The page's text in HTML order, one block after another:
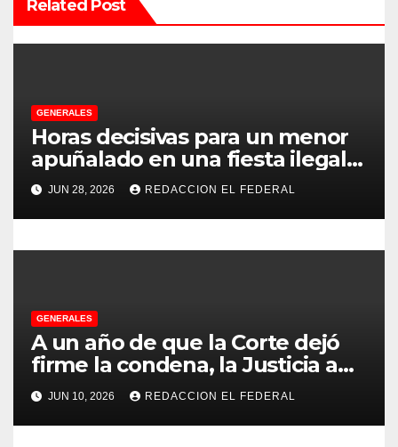
d
e
n
t
r
a
a
s
Related Post
GENERALES
Horas decisivas para un menor
apuñalado en una fiesta ilegal
con más de 500 asistentes en
Chilecito
JUN 28, 2026 REDACCION EL FEDERAL
GENERALES
A un año de que la Corte dejó
firme la condena, la Justicia aún
no pudo decomisarle ni un peso
a CFK
JUN 10, 2026 REDACCION EL FEDERAL